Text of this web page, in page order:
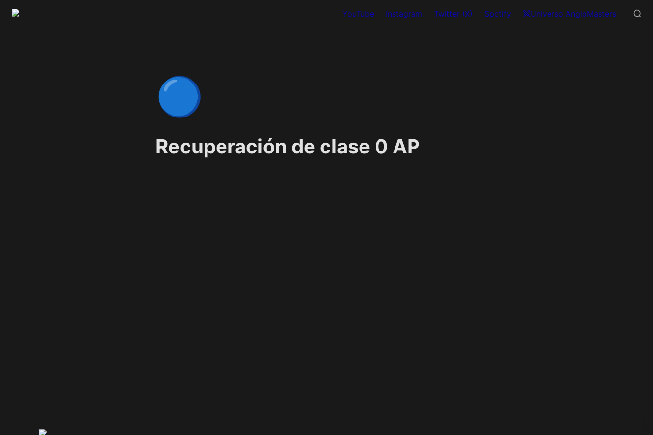
YouTube Instagram Twitter (X) Spotify Universo AngioMasters
🔵
Recuperación de clase 0 AP